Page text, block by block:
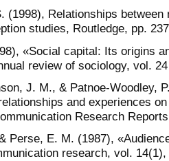
(1998), Relationships
studies, Routledge, pp.
«Social capital: Its origins
review of sociology, vol.
J. M., & Patnoe-Woodley,
and experiences
Research
Perse, E. M. (1987),
research, vol.